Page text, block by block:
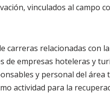
vinculados al campo
carreras relacionadas con
de empresas hoteleras y
y personal del área
actividad para la